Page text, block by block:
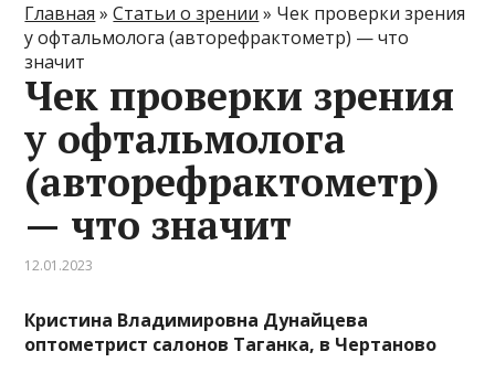
Главная »Статьи о зрении » Чек проверки зрения
у офтальмолога (авторефрактометр) — что
значит
Чек проверки зрения
у офтальмолога
(авторефрактометр)
— что значит
12.01.2023
Кристина Владимировна Дунайцева
оптометрист салонов Таганка, в Чертаново